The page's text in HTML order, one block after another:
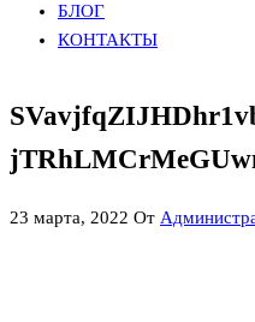
БЛОГ
КОНТАКТЫ
23 марта, 2022 От